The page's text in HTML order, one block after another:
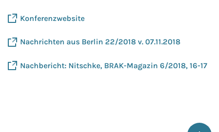
Konferenzwebsite
Nachrichten aus Berlin 22/2018 v. 07.11.2018
Nachbericht: Nitschke, BRAK-Magazin 6/2018, 16-17